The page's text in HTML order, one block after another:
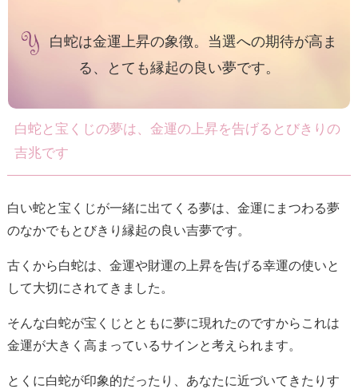
白蛇は金運上昇の象徴。当選への期待が高ま
る、とても縁起の良い夢です。
白蛇と宝くじの夢は、金運の上昇を告げるとびきりの
吉兆です
白い蛇と宝くじが一緒に出てくる夢は、金運にまつわる夢
のなかでもとびきり縁起の良い吉夢です。
古くから白蛇は、金運や財運の上昇を告げる幸運の使いと
して大切にされてきました。
そんな白蛇が宝くじとともに夢に現れたのですからこれは
金運が大きく高まっているサインと考えられます。
とくに白蛇が印象的だったり、あなたに近づいてきたりす